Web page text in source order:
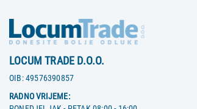
LOCUM TRADE D.O.O.
OIB:49576390857
RADNO VRIJEME: